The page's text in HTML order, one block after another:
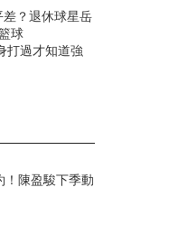
？退休球星岳
球
打過才知道強
！陳盈駿下季動